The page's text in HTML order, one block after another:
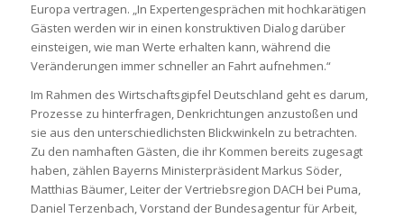
Europa vertragen. „In Expertengesprächen mit hochkarätigen
Gästen werden wir in einen konstruktiven Dialog darüber
einsteigen, wie man Werte erhalten kann, während die
Veränderungen immer schneller an Fahrt aufnehmen.“
Im Rahmen des Wirtschaftsgipfel Deutschland geht es darum,
Prozesse zu hinterfragen, Denkrichtungen anzustoßen und
sie aus den unterschiedlichsten Blickwinkeln zu betrachten.
Zu den namhaften Gästen, die ihr Kommen bereits zugesagt
haben, zählen Bayerns Ministerpräsident Markus Söder,
Matthias Bäumer, Leiter der Vertriebsregion DACH bei Puma,
Daniel Terzenbach, Vorstand der Bundesagentur für Arbeit,